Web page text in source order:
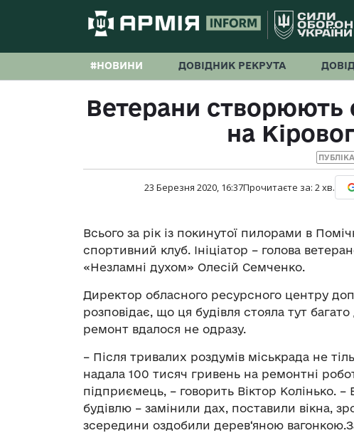
#НОВИНИ ДОВІДНИК РЕКРУТА
Ветерани створюють
на
23 Березня 2020, 16:37Прочитаєте за: 2хв.
Всього за рік із покинутої пилорами в
спортивний клуб. Ініціатор – голова
«Незламні духом» Олесій Семченко.
Директор обласного ресурсного центру
розповідає, що ця будівля стояла тут
ремонт вдалося не одразу.
– Після тривалих роздумів міськрада не
надала 100 тисяч гривень на ремонтні
підприємець, – говорить Віктор Колінько. –
будівлю – замінили дах, поставили вікна,
зсередини оздобили дерев‘яною